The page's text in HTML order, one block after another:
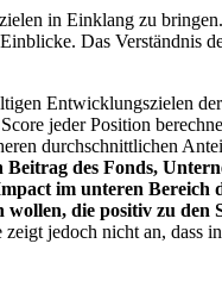
in Einklang zu
Das Verständnis
Entwicklungszielen
jeder Position
durchschnittlichen
des Fonds,
im unteren Bereich
die positiv zu den
jedoch nicht an, dass